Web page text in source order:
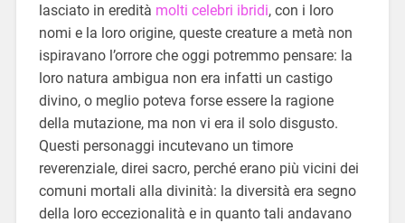
lasciato in eredità molti celebri ibridi, con i loro
nomi e la loro origine, queste creature a metà non
ispiravano l’orrore che oggi potremmo pensare: la
loro natura ambigua non era infatti un castigo
divino, o meglio poteva forse essere la ragione
della mutazione, ma non vi era il solo disgusto.
Questi personaggi incutevano un timore
reverenziale, direi sacro, perché erano più vicini dei
comuni mortali alla divinità: la diversità era segno
della loro eccezionalità e in quanto tali andavano